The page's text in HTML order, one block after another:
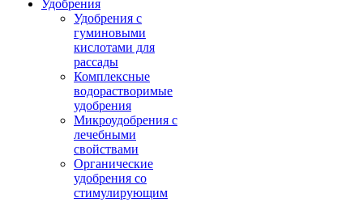
Удобрения
Удобрения с
гуминовыми
кислотами для
рассады
Комплексные
водорастворимые
удобрения
Микроудобрения с
лечебными
свойствами
Органические
удобрения со
стимулирующим